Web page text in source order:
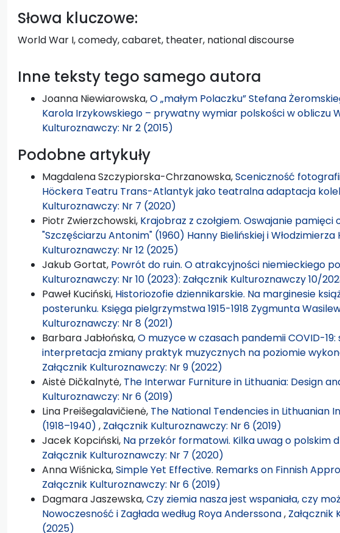
Słowa kluczowe:
World War I, comedy, cabaret, theater, national discourse
Inne teksty tego samego autora
Joanna Niewiarowska,O „małym Polaczku” Stefana
Karola Irzykowskiego – prywatny wymiar polskości w obliczu
Kulturoznawczy: Nr 2 (2015)
Podobne artykuły
Magdalena Szczypiorska-Chrzanowska,Sceniczność
Höckera Teatru Trans-Atlantyk jako teatralna adaptacja
Kulturoznawczy: Nr 7 (2020)
Piotr Zwierzchowski, Krajobraz z czołgiem. Oswajanie pamięci
"Szczęściarzu Antonim" (1960) Hanny Bielińskiej i Włodzimierza
Kulturoznawczy: Nr 12 (2025)
Jakub Gortat, Powrót do ruin. O atrakcyjności niemieckiego
Kulturoznawczy: Nr 10 (2023): Załącznik Kulturoznawczy 10/
Paweł Kuciński, Historiozofie dziennikarskie. Na marginesie
posterunku. Księga pielgrzymstwa 1915-1918 Zygmunta
Kulturoznawczy: Nr 8 (2021)
Barbara Jabłońska,O muzyce w czasach pandemii COVID-
interpretacja zmiany praktyk muzycznych na poziomie
Załącznik Kulturoznawczy: Nr 9 (2022)
Aistė Dičkalnytė, The Interwar Furniture in Lithuania: Design
Kulturoznawczy: Nr 6 (2019)
Lina Preišegalavičienė, The National Tendencies in Lithuanian
(1918–1940) , Załącznik Kulturoznawczy: Nr 6 (2019)
Jacek Kopciński, Na przekór formatowi. Kilka uwag o polskim
Załącznik Kulturoznawczy: Nr 7 (2020)
Anna Wiśnicka,Simple Yet Effective. Remarks on Finnish
Załącznik Kulturoznawczy: Nr 6 (2019)
Dagmara Jaszewska,Czy ziemia nasza jest wspaniała, czy
Nowoczesność i Zagłada według Roya Anderssona, Załącznik
(2025)